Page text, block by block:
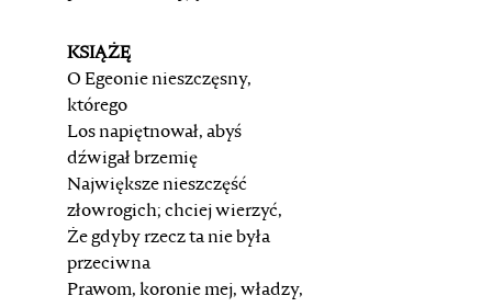
KSIĄŻĘ
O Egeonie nieszczęsny,
którego
Los napiętnował, abyś
dźwigał brzemię
Największe nieszczęść
złowrogich; chciej wierzyć,
Że gdyby rzecz ta nie była
przeciwna
Prawom, koronie mej, władzy,